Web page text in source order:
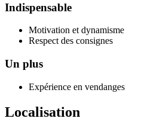
Indispensable
Motivation et dynamisme
Respect des consignes
Un plus
Expérience en vendanges
Localisation